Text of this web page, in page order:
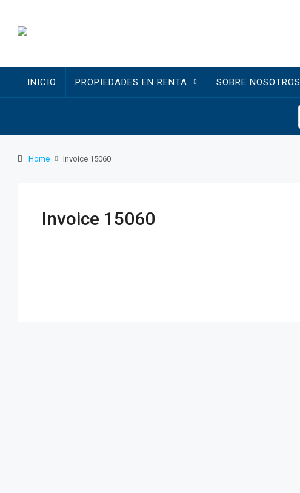
INICIO PROPIEDADES EN RENTA SOBRE NOSOTROS
Home Invoice 15060
Invoice 15060